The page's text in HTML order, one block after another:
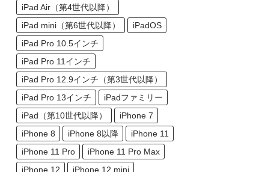
iPad Air（第4世代以降）
iPad mini（第6世代以降）
iPadOS
iPad Pro 10.5インチ
iPad Pro 11インチ
iPad Pro 12.9インチ（第3世代以降）
iPad Pro 13インチ
iPadファミリー
iPad（第10世代以降）
iPhone 7
iPhone 8
iPhone 8以降
iPhone 11
iPhone 11 Pro
iPhone 11 Pro Max
iPhone 12
iPhone 12 mini